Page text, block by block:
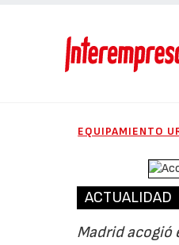
EQUIPAMIENTO
ACTUALIDAD
Madrid acogió